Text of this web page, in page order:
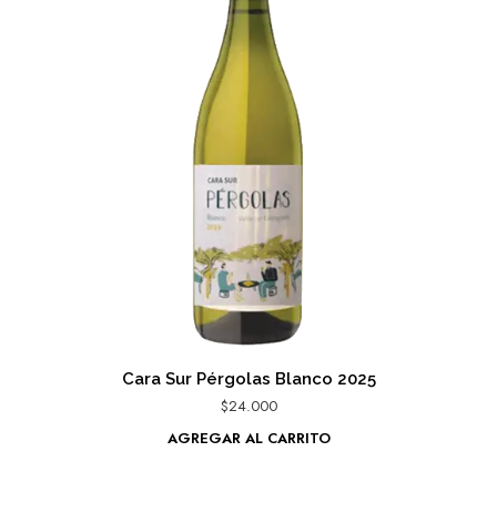
Cara Sur Pérgolas Blanco 2025
$24.000
AGREGAR AL CARRITO